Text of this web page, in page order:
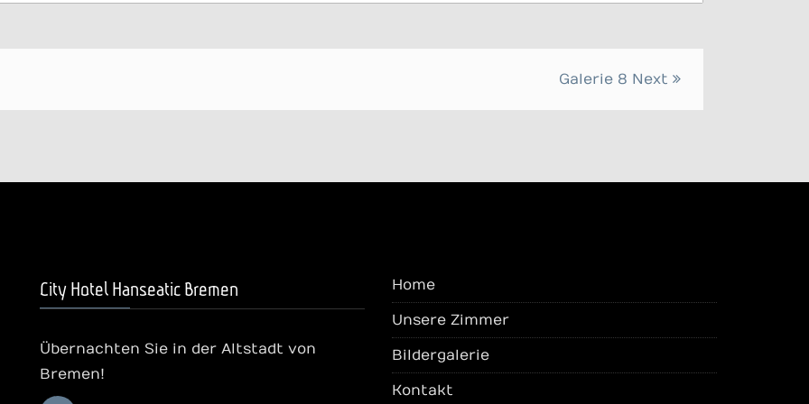
Galerie 8 Next
City Hotel Hanseatic Bremen
Übernachten Sie in der Altstadt von
Bremen!
Home
Unsere Zimmer
Bildergalerie
Kontakt